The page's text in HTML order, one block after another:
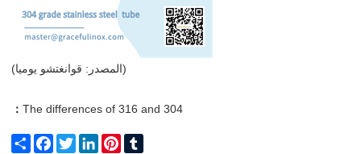
(المصدر: قوانغتشو يوميا)
：The differences of 316 and 304
ShareFacebookTwitterLinkedInPinterest